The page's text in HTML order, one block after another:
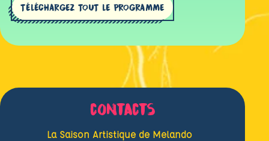
TÉLÉCHARGEZ TOUT LE PROGRAMME
contacts
La Saison Artistique de Melando